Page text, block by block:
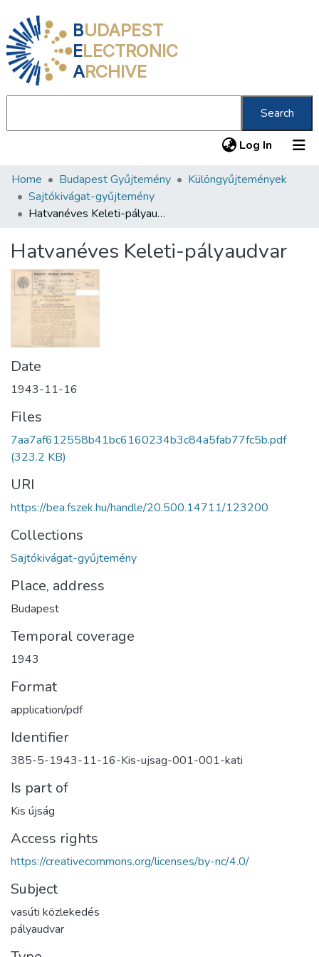
BUDAPEST
ELECTRONIC
ARCHIVE
Search
Log In (current)
Communities & Collections
All of DSpace
About us
Home Budapest Gyűjtemény
Különgyűjtemények
Sajtókivágat-gyűjtemény
Hatvanéves Keleti-pályaudvar
Hatvanéves Keleti-pályaudvar
Date
1943-11-16
Files
7aa7af612558b41bc6160234b3c84a5fab77fc5b.pdf
(323.2 KB)
URI
https://bea.fszek.hu/handle/20.500.14711/123200
Collections
Sajtókivágat-gyűjtemény
Place, address
Budapest
Temporal coverage
1943
Format
application/pdf
Identifier
385-5-1943-11-16-Kis-ujsag-001-001-kati
Is part of
Kis újság
Access rights
https://creativecommons.org/licenses/by-nc/4.0/
Subject
vasúti közlekedés
pályaudvar